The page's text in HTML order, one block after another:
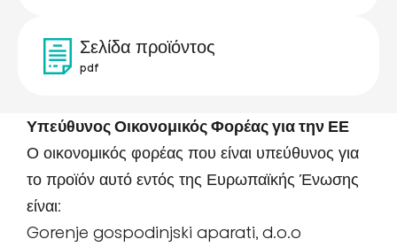
Σελίδα προϊόντος
pdf
Υπεύθυνος Οικονομικός Φορέας για την ΕΕ
Ο οικονομικός φορέας που είναι υπεύθυνος για
το προϊόν αυτό εντός της Ευρωπαϊκής Ένωσης
είναι:
Gorenje gospodinjski aparati, d.o.o